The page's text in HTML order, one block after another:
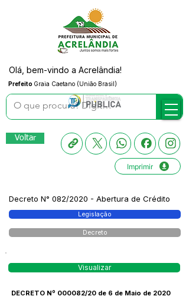
Prefeito Graia Caetano (União Brasil)
Olá, bem-vindo a Acrelândia!
Voltar
Imprimir
Decreto N° 082/2020 - Abertura de Crédito
Legislação
Decreto
Visualizar
DECRETO Nº 000082/20 de 6 de Maio de 2020